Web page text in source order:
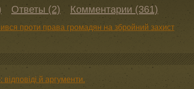
Ответы (2) Комментарии (361)
проти права громадян на збройний захист
й аргументи.